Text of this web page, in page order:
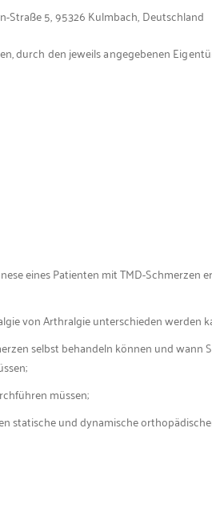
Straße 5, 95326 Kulmbach, Deutschland
durch den jeweils angegebenen
eines Patienten mit TMD-Schmerzen
von Arthralgie unterschieden werden
selbst behandeln können und wann
müssen;
statische und dynamische